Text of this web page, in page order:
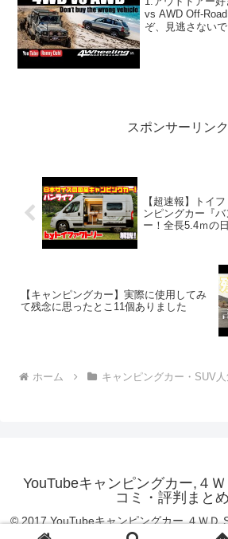
vs AWD Off-
ぞ、見逃さない
スポンサーリンク
【超速報】トイ
ンピングカー『
ー！全長5.4ｍの
【キャンピングカー】実際に使用してみ
て残念に思ったとこ11個ありました
ホーム キャンピングカー・SUV
YouTubeキャンピングカー,４
コミ・評判まとめ
© 2017 YouTubeキャンピングカー,４ＷＤ